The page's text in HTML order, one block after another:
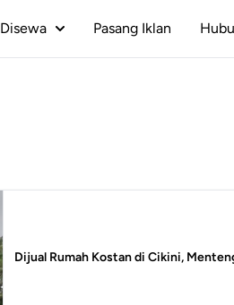
Disewa Pasang Iklan
Dijual Rumah Kostan di Cikini,